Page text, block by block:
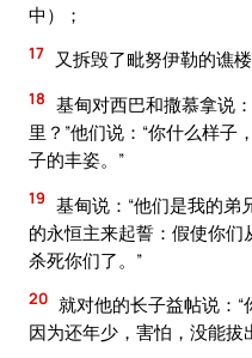
中）；
17 又拆毁了毗努伊勒的谯
18 基甸对西巴和撒慕拿说
里？”他们说：“你什么样子
子的丰姿。”
19 基甸说：“他们是我的弟
的永恒主来起誓：假使你
杀死你们了。”
20 就对他的长子益帖说：“
因为还年少，害怕，没能拔